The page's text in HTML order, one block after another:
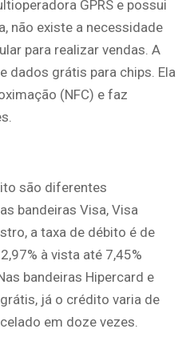
GPRS e possui
não existe a necessidade
para realizar vendas. A
dados grátis para chips. Ela
(NFC) e faz
são diferentes
bandeiras Visa, Visa
a taxa de débito é de
à vista até 7,45%
bandeiras Hipercard e
já o crédito varia de
em doze vezes.